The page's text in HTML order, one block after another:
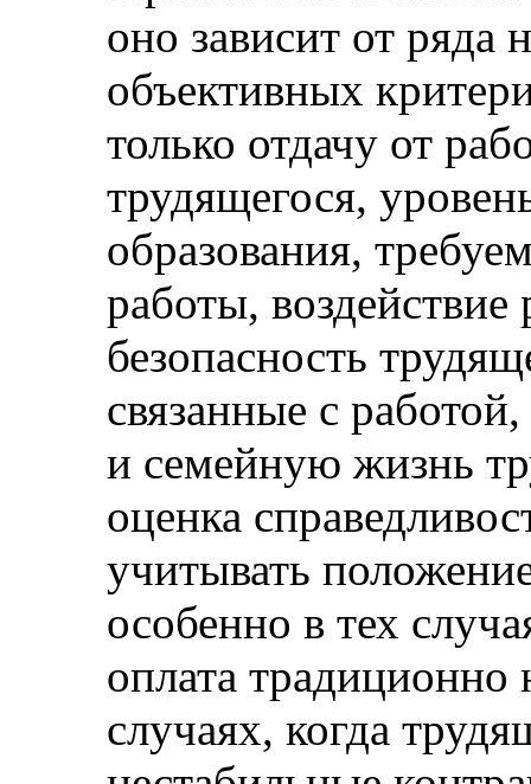
оно зависит от
объективных
только отдачу от
трудящегося,
образования,
работы,
безопасность
связанные с
и семейную жизнь
оценка
учитывать
особенно в тех
оплата традиционно
случаях, когда